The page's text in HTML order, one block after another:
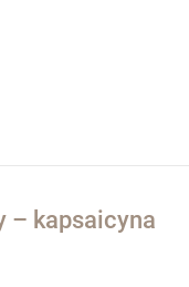
– kapsaicyna